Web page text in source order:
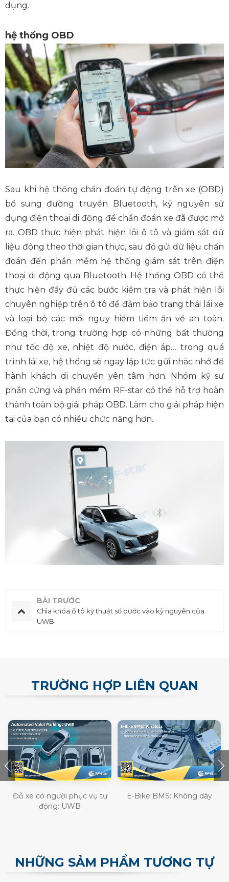
dụng.
hệ thống OBD
Sau khi hệ thống chẩn đoán tự động trên xe (OBD)
bổ sung đường truyền Bluetooth, kỷ nguyên sử
dụng điện thoại di động để chẩn đoán xe đã được mở
ra. OBD thực hiện phát hiện lỗi ô tô và giám sát dữ
liệu động theo thời gian thực, sau đó gửi dữ liệu chẩn
đoán đến phần mềm hệ thống giám sát trên điện
thoại di động qua Bluetooth. Hệ thống OBD có thể
thực hiện đầy đủ các bước kiểm tra và phát hiện lỗi
chuyên nghiệp trên ô tô để đảm bảo trạng thái lái xe
và loại bỏ các mối nguy hiểm tiềm ẩn về an toàn.
Đồng thời, trong trường hợp có những bất thường
như tốc độ xe, nhiệt độ nước, điện áp… trong quá
trình lái xe, hệ thống sẽ ngay lập tức gửi nhắc nhở để
hành khách di chuyển yên tâm hơn. Nhóm kỹ sư
phần cứng và phần mềm RF-star có thể hỗ trợ hoàn
thành toàn bộ giải pháp OBD. Làm cho giải pháp hiện
tại của bạn có nhiều chức năng hơn.
BÀI TRƯỚC
Chìa khóa ô tô kỹ thuật số bước vào kỷ nguyên của
UWB
TRƯỜNG HỢP LIÊN QUAN
Đỗ xe có người phục vụ tự
động: UWB
E-Bike BMS: Không dây
NHỮNG SẢM PHẨM TƯƠNG TỰ